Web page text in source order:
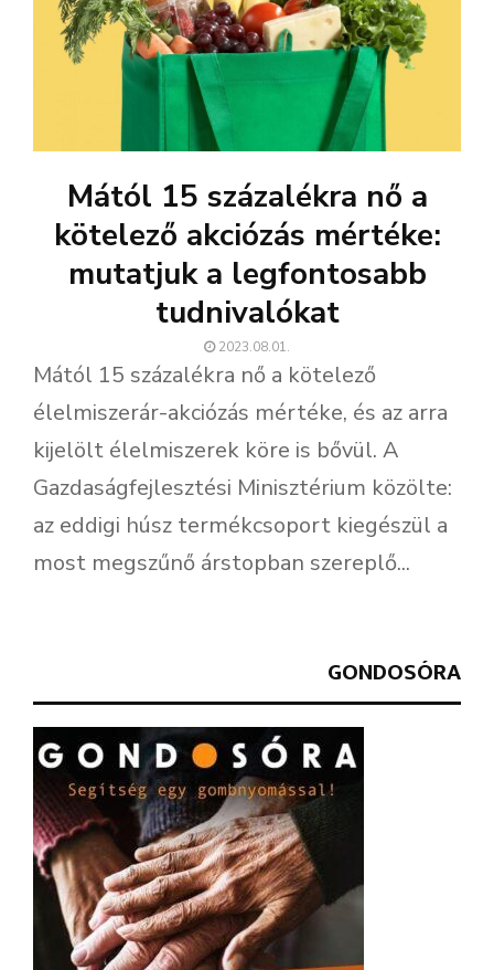
Mától 15 százalékra nő a
kötelező akciózás mértéke:
mutatjuk a legfontosabb
tudnivalókat
2023.08.01.
Mától 15 százalékra nő a kötelező
élelmiszerár-akciózás mértéke, és az arra
kijelölt élelmiszerek köre is bővül. A
Gazdaságfejlesztési Minisztérium közölte:
az eddigi húsz termékcsoport kiegészül a
most megszűnő árstopban szereplő...
GONDOSÓRA